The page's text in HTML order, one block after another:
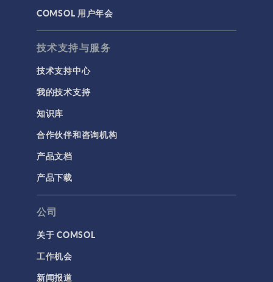
材料
物理场接口
用户界面
研究与求解器
简介
结果与可视化
网格
集群计算和云计算
3D 打印
AC/DC 模块
COMSOL 用户年会
技术支持与服务
技术支持中心
我的技术支持
知识库
合作伙伴和咨询机构
产品文档
产品下载
公司
关于 COMSOL
工作机会
新闻报道